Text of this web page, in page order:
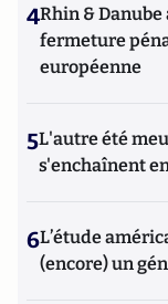
4Rhin & Danube
fermeture
européenne
5L'autre été
s'enchaînent
6L’étude
(encore) un